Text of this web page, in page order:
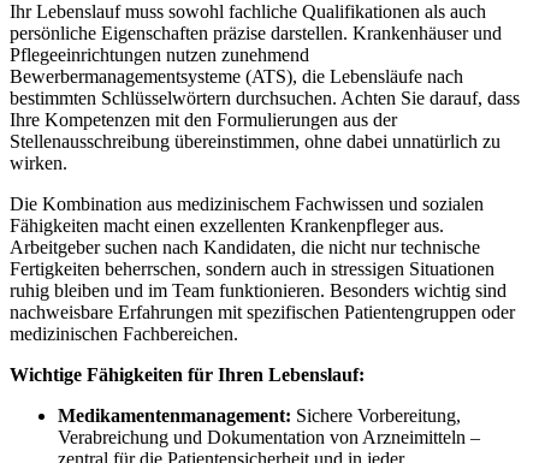
Ihr Lebenslauf muss sowohl fachliche Qualifikationen als auch
persönliche Eigenschaften präzise darstellen. Krankenhäuser und
Pflegeeinrichtungen nutzen zunehmend
Bewerbermanagementsysteme (ATS), die Lebensläufe nach
bestimmten Schlüsselwörtern durchsuchen. Achten Sie darauf, dass
Ihre Kompetenzen mit den Formulierungen aus der
Stellenausschreibung übereinstimmen, ohne dabei unnatürlich zu
wirken.
Die Kombination aus medizinischem Fachwissen und sozialen
Fähigkeiten macht einen exzellenten Krankenpfleger aus.
Arbeitgeber suchen nach Kandidaten, die nicht nur technische
Fertigkeiten beherrschen, sondern auch in stressigen Situationen
ruhig bleiben und im Team funktionieren. Besonders wichtig sind
nachweisbare Erfahrungen mit spezifischen Patientengruppen oder
medizinischen Fachbereichen.
Wichtige Fähigkeiten für Ihren Lebenslauf:
Medikamentenmanagement: Sichere Vorbereitung,
Verabreichung und Dokumentation von Arzneimitteln –